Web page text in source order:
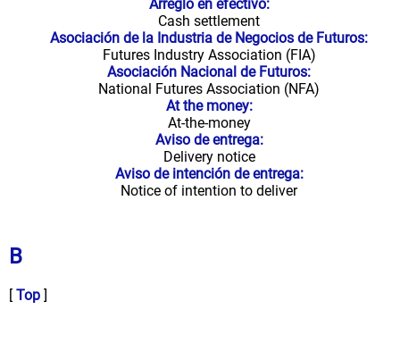
Arreglo en efectivo:
Cash settlement
Asociación de la Industria de Negocios de Futuros:
Futures Industry Association (FIA)
Asociación Nacional de Futuros:
National Futures Association (NFA)
At the money:
At-the-money
Aviso de entrega:
Delivery notice
Aviso de intención de entrega:
Notice of intention to deliver
B
[Top ]